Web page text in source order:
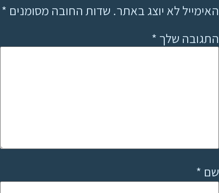
האימייל לא יוצג באתר. שדות החובה מסומנים *
התגובה שלך *
שם *